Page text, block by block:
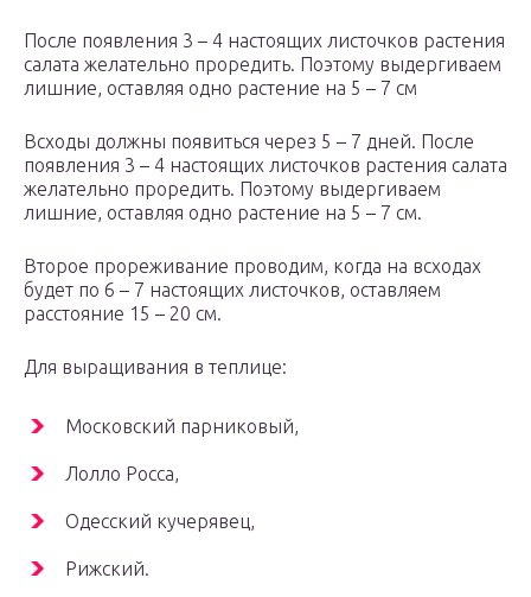
После появления 3 – 4 настоящих листочков растения
салата желательно проредить. Поэтому выдергиваем
лишние, оставляя одно растение на 5 – 7 см
Всходы должны появиться через 5 – 7 дней. После
появления 3 – 4 настоящих листочков растения салата
желательно проредить. Поэтому выдергиваем
лишние, оставляя одно растение на 5 – 7 см.
Второе прореживание проводим, когда на всходах
будет по 6 – 7 настоящих листочков, оставляем
расстояние 15 – 20 см.
Для выращивания в теплице:
Московский парниковый,
Лолло Росса,
Одесский кучерявец,
Рижский.